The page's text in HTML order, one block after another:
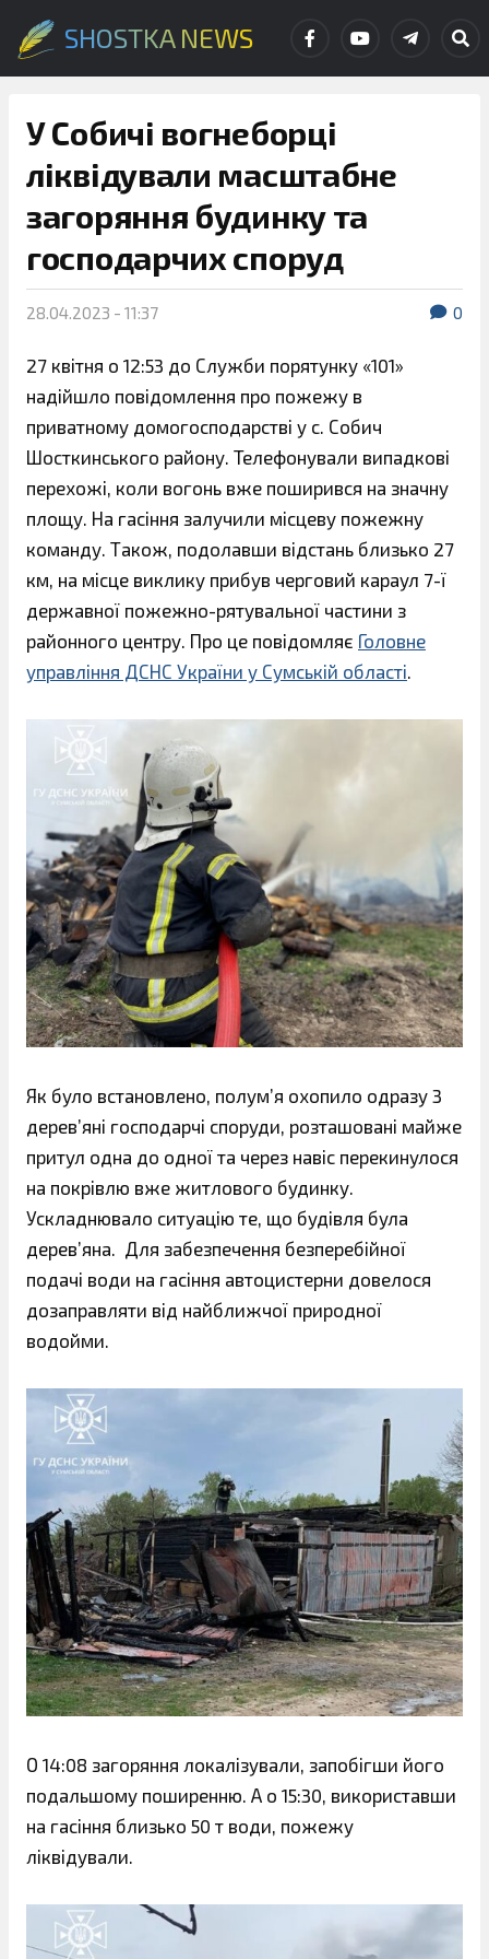
SHOSTKA NEWS
У Собичі вогнеборці
ліквідували масштабне
загоряння будинку та
господарчих споруд
28.04.2023 - 11:37 0
27 квітня о 12:53 до Служби порятунку «101»
надійшло повідомлення про пожежу в
приватному домогосподарстві у с. Собич
Шосткинського району. Телефонували випадкові
перехожі, коли вогонь вже поширився на значну
площу. На гасіння залучили місцеву пожежну
команду. Також, подолавши відстань близько 27
км, на місце виклику прибув черговий караул 7-ї
державної пожежно-рятувальної частини з
районного центру. Про це повідомляє Головне
управління ДСНС України у Сумській області.
Як було встановлено, полум’я охопило одразу 3
дерев’яні господарчі споруди, розташовані майже
притул одна до одної та через навіс перекинулося
на покрівлю вже житлового будинку.
Ускладнювало ситуацію те, що будівля була
дерев’яна. Для забезпечення безперебійної
подачі води на гасіння автоцистерни довелося
дозаправляти від найближчої природної
водойми.
О 14:08 загоряння локалізували, запобігши його
подальшому поширенню. А о 15:30, використавши
на гасіння близько 50 т води, пожежу
ліквідували.